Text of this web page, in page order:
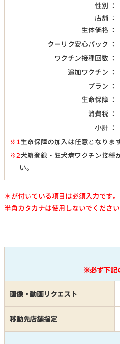
性別 ：
店舗 ：
生体価格 ：
クーリク安心パック ：
ワクチン接種回数 ：
追加ワクチン ：
プラン ：
生命保障 ：
消費税 ：
小計 ：
※1生命保障の加入は任意となりま
※2犬籍登録・狂犬病ワクチン接種
い。
＊が付いている項目は必須入力です。
半角カタカナは使用しないでください
※必ず下記
画像・動画リクエスト
移動先店舗指定